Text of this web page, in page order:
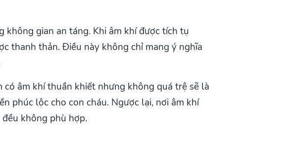
gian an táng. Khi âm khí được tích tụ
thanh thản. Điều này không chỉ mang ý nghĩa
âm khí thuần khiết nhưng không quá trệ sẽ là
phúc lộc cho con cháu. Ngược lại, nơi âm khí
không phù hợp.